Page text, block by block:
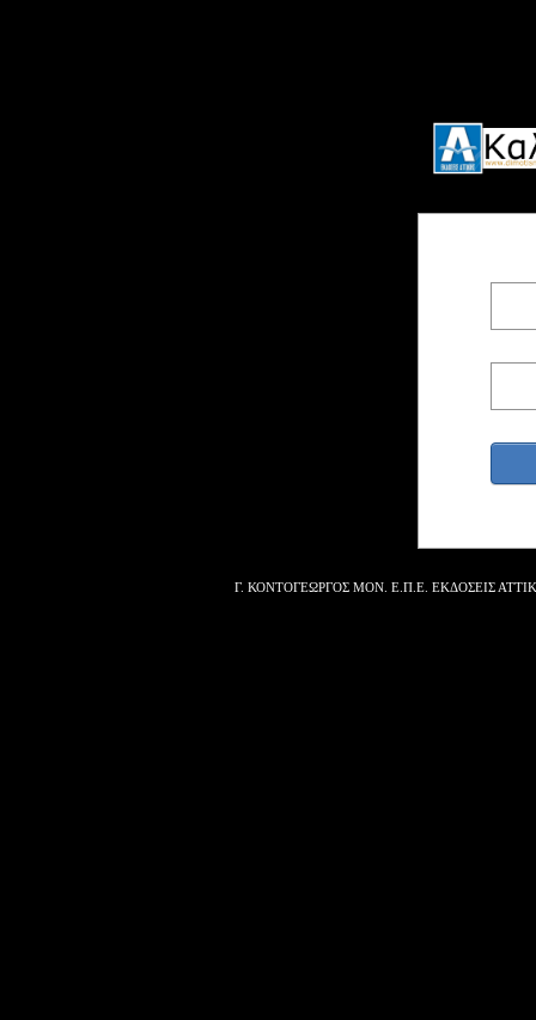
Γ. ΚΟΝΤΟΓΕΩΡΓΟΣ ΜΟΝ. Ε.Π.Ε. ΕΚΔΟΣΕΙΣ